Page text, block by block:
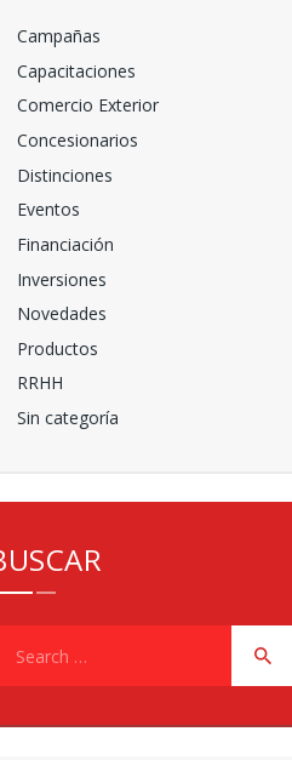
Campañas
Capacitaciones
Comercio Exterior
Concesionarios
Distinciones
Eventos
Financiación
Inversiones
Novedades
Productos
RRHH
Sin categoría